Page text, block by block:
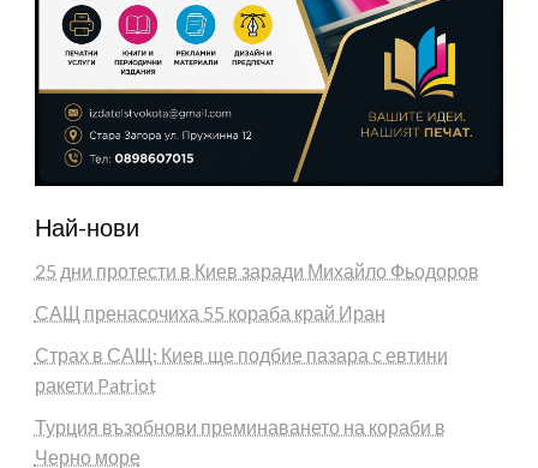
Най-нови
25 дни протести в Киев заради Михайло Фьодоров
САЩ пренасочиха 55 кораба край Иран
Страх в САЩ: Киев ще подбие пазара с евтини
ракети Patriot
Турция възобнови преминаването на кораби в
Черно море